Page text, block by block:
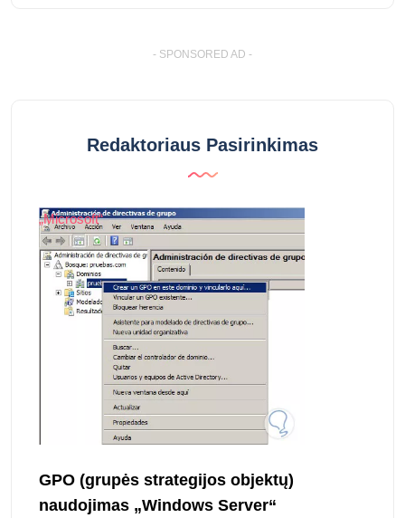
- SPONSORED AD -
Redaktoriaus Pasirinkimas
„Microsoft“
GPO (grupės strategijos objektų)
naudojimas „Windows Server“